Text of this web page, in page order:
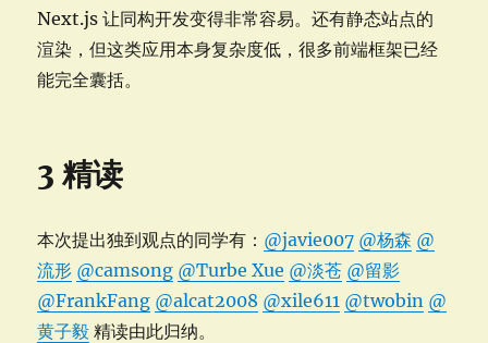
Next.js 让同构开发变得非常容易。还有静态站点的
渲染，但这类应用本身复杂度低，很多前端框架已经
能完全囊括。
3 精读
本次提出独到观点的同学有： @javie007 @杨森 @
流形 @camsong @Turbe Xue @淡苍 @留影
@FrankFang @alcat2008 @xile611 @twobin @
黄子毅 精读由此归纳。